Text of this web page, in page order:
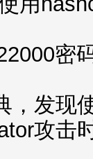
密
，发现
攻击